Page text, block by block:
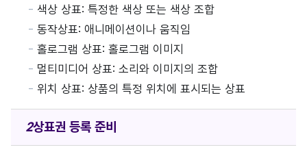
색상 상표: 특정한 색상 또는 색상 조합
동작상표: 애니메이션이나 움직임
홀로그램 상표: 홀로그램 이미지
멀티미디어 상표: 소리와 이미지의 조합
위치 상표: 상품의 특정 위치에 표시되는 상표
상표권 등록 준비